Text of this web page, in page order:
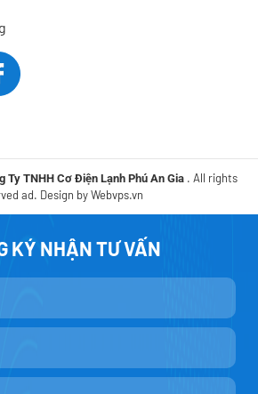
Ty TNHH Cơ Điện Lạnh Phú An Gia . All rights
ad. Design byWebvps.vn
KÝ NHẬN TƯ VẤN